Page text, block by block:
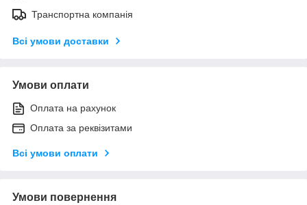
Транспортна компанія
Всі умови доставки
Умови оплати
Оплата на рахунок
Оплата за реквізитами
Всі умови оплати
Умови повернення